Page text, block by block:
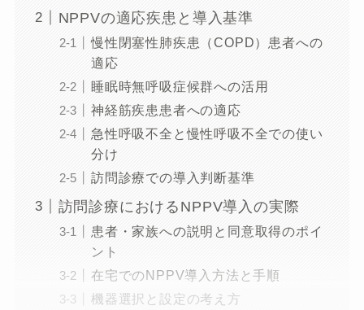
NPPVの適応疾患と導入基準
慢性閉塞性肺疾患（COPD）患者への
適応
睡眠時無呼吸症候群への活用
神経筋疾患患者への適応
急性呼吸不全と慢性呼吸不全での使い
分け
訪問診療での導入判断基準
訪問診療におけるNPPV導入の実際
患者・家族への説明と同意取得のポイ
ント
在宅でのNPPV導入方法と手順
機器選択と設定の考え方